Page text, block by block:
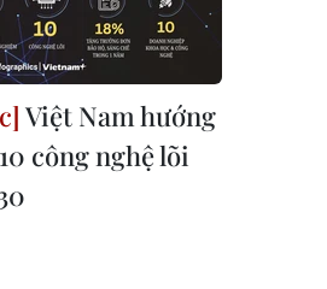
Việt Nam hướng
công nghệ lõi